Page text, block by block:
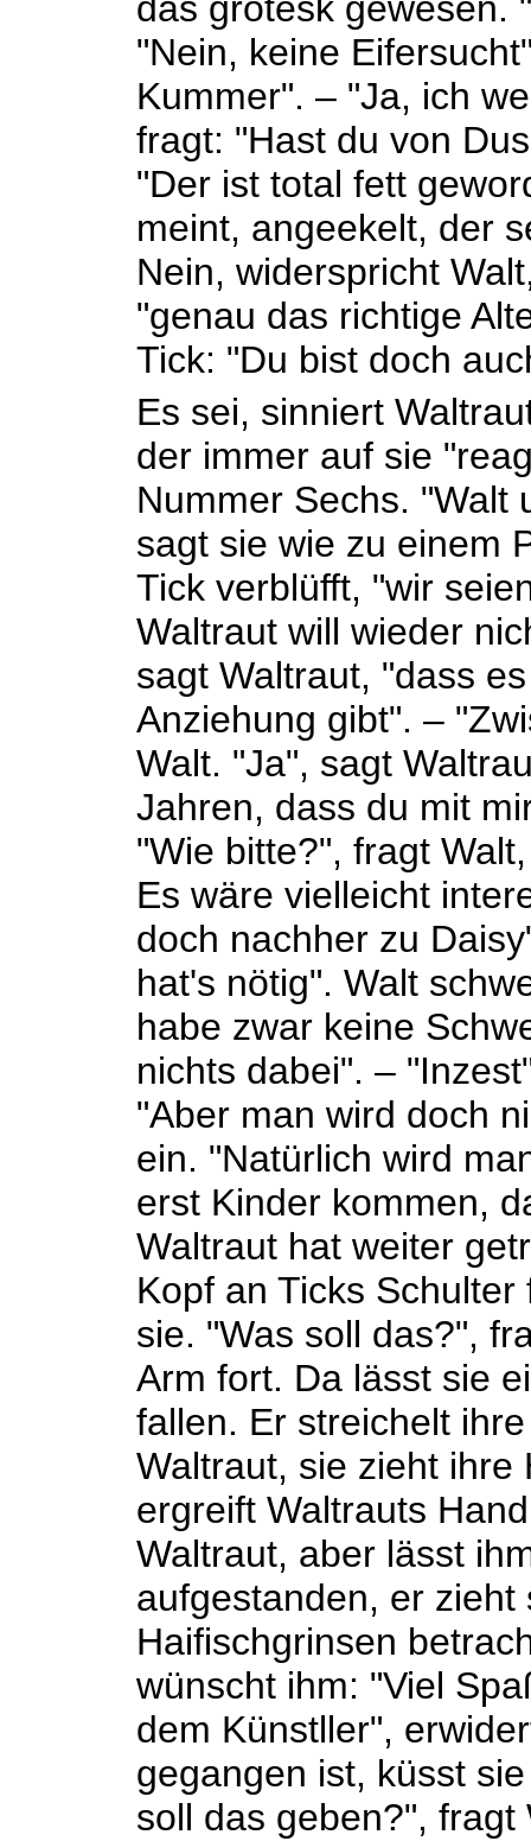
"Nein, keine
Kummer". – "Ja, ich
fragt: "Hast du von
"Der ist total fett
meint, angeekelt, der
Nein, widerspricht
"genau das richtige
Tick: "Du bist doch
Es sei, sinniert
der immer auf sie
Nummer Sechs. "Walt
sagt sie wie zu einem
Tick verblüfft, "wir
Waltraut will wieder
sagt Waltraut, "dass
Anziehung gibt". –
Walt. "Ja", sagt
Jahren, dass du mit
"Wie bitte?", fragt
Es wäre vielleicht
doch nachher zu
hat's nötig". Walt
habe zwar keine
nichts dabei". –
"Aber man wird doch
ein. "Natürlich wird
erst Kinder kommen,
Waltraut hat weiter
Kopf an Ticks
sie. "Was soll das?",
Arm fort. Da lässt sie
fallen. Er streichelt
Waltraut, sie zieht ihre
ergreift Waltrauts
Waltraut, aber lässt
aufgestanden, er
Haifischgrinsen
wünscht ihm: "Viel
dem Künstller",
gegangen ist, küsst
soll das geben?", fragt